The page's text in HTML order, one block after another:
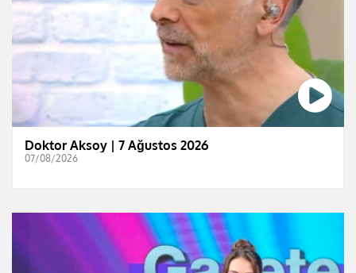
Doktor Aksoy | 7 Ağustos 2026
07/08/2026